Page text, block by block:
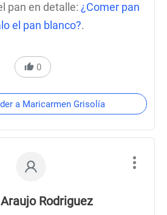
pan en detalle: ¿Comer pan
el pan blanco?.
0
a Maricarmen Grisolía
Rodriguez